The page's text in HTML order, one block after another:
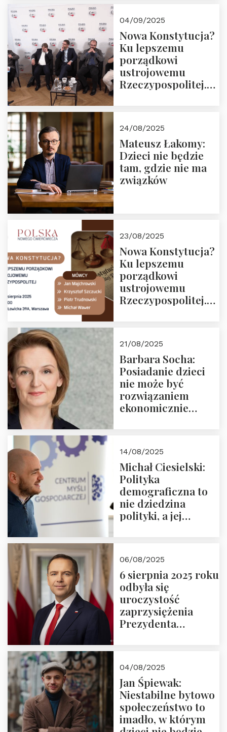
04/09/2025
Nowa Konstytucja?
Ku lepszemu
porządkowi
ustrojowemu
Rzeczypospolitej.
24/08/2025
Mateusz Łakomy:
Dzieci nie będzie
tam, gdzie nie ma
związków
23/08/2025
Nowa Konstytucja?
Ku lepszemu
porządkowi
ustrojowemu
Rzeczypospolitej.
Nowego
Ćwierćwiecza”
21/08/2025
Barbara Socha:
Posiadanie dzieci
nie może być
rozwiązaniem
ekonomicznie
14/08/2025
Michał Ciesielski:
Polityka
demograficzna to
nie dziedzina
polityki, a jej
06/08/2025
6 sierpnia 2025 roku
odbyła się
uroczystość
zaprzysiężenia
Prezydenta
Nawrockiego
04/08/2025
Jan Śpiewak:
Niestabilne bytowo
społeczeństwo to
imadło, w którym